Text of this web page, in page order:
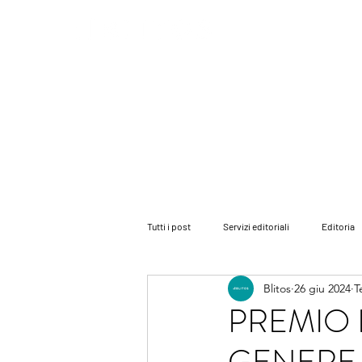
Tutti i post Servizi editoriali Editoria
i consigli dell'avvocato i nostri
consigli di scrittura Eventi letterari
PREMIO
Blitos 26 giu 2024